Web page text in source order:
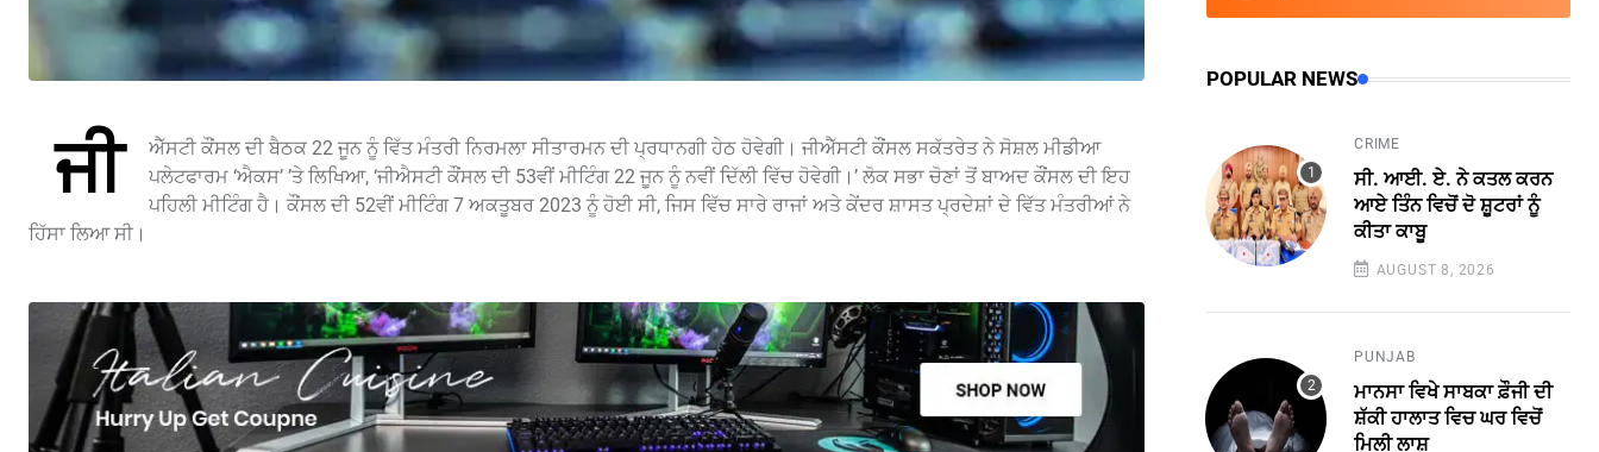
ਜੀ
ਐੱਸਟੀ ਕੌਂਸਲ ਦੀ ਬੈਠਕ 22 ਜੂਨ ਨੂੰ ਵਿੱਤ ਮੰਤਰੀ ਨਿਰਮਲਾ ਸੀਤਾਰਮਨ ਦੀ ਪ੍ਰਧਾਨਗੀ ਹੇਠ ਹੋਵੇਗੀ। ਜੀਐੱਸਟੀ ਕੌਂਸਲ ਸਕੱਤਰੇਤ ਨੇ ਸੋਸ਼ਲ ਮੀਡੀਆ
ਪਲੇਟਫਾਰਮ ‘ਐਕਸ’ ’ਤੇ ਲਿਖਿਆ, ‘ਜੀਐਸਟੀ ਕੌਂਸਲ ਦੀ 53ਵੀਂ ਮੀਟਿੰਗ 22 ਜੂਨ ਨੂੰ ਨਵੀਂ ਦਿੱਲੀ ਵਿੱਚ ਹੋਵੇਗੀ।’ ਲੋਕ ਸਭਾ ਚੋਣਾਂ ਤੋਂ ਬਾਅਦ ਕੌਂਸਲ ਦੀ ਇਹ
ਪਹਿਲੀ ਮੀਟਿੰਗ ਹੈ। ਕੌਂਸਲ ਦੀ 52ਵੀਂ ਮੀਟਿੰਗ 7 ਅਕਤੂਬਰ 2023 ਨੂੰ ਹੋਈ ਸੀ, ਜਿਸ ਵਿੱਚ ਸਾਰੇ ਰਾਜਾਂ ਅਤੇ ਕੇਂਦਰ ਸ਼ਾਸਤ ਪ੍ਰਦੇਸ਼ਾਂ ਦੇ ਵਿੱਤ ਮੰਤਰੀਆਂ ਨੇ
ਹਿੱਸਾ ਲਿਆ ਸੀ।
POPULAR NEWS
CRIME
ਸੀ. ਆਈ. ਏ. ਨੇ ਕਤਲ ਕਰਨ
ਆਏ ਤਿੰਨ ਵਿਚੋਂ ਦੋ ਸ਼ੂਟਰਾਂ ਨੂੰ
ਕੀਤਾ ਕਾਬੂ
AUGUST 8, 2026
PUNJAB
ਮਾਨਸਾ ਵਿਖੇ ਸਾਬਕਾ ਫ਼ੌਜੀ ਦੀ
ਸ਼ੱਕੀ ਹਾਲਾਤ ਵਿਚ ਘਰ ਵਿਚੋਂ
ਮਿਲੀ ਲਾਸ਼